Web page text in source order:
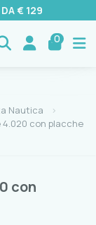
€ 129
0
Nautica
con placche
con